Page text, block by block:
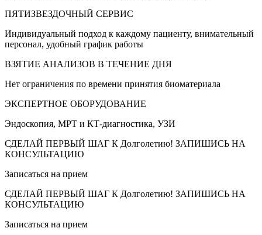
ПЯТИЗВЕЗДОЧНЫЙ СЕРВИС
Индивидуальный подход к каждому пациенту, внимательный
персонал, удобный график работы
ВЗЯТИЕ АНАЛИЗОВ В ТЕЧЕНИЕ ДНЯ
Нет ограничения по времени принятия биоматериала
ЭКСПЕРТНОЕ ОБОРУДОВАНИЕ
Эндоскопия, МРТ и КТ-диагностика, УЗИ
СДЕЛАЙ ПЕРВЫЙ ШАГ К Долголетию! ЗАПИШИСЬ НА
КОНСУЛЬТАЦИЮ
Записаться на прием
СДЕЛАЙ ПЕРВЫЙ ШАГ К Долголетию! ЗАПИШИСЬ НА
КОНСУЛЬТАЦИЮ
Записаться на прием